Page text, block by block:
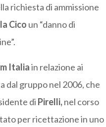
richiesta di ammissione
Cico un “danno di
Italiain relazione ai
dal gruppo nel 2006, che
di Pirelli,nel corso
per ricettazione in uno